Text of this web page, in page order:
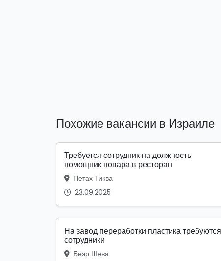
Похожие вакансии в Израиле
Требуется сотрудник на должность
помощник повара в ресторан
Петах Тиква
23.09.2025
На завод переработки пластика требуются
сотрудники
Беэр Шева